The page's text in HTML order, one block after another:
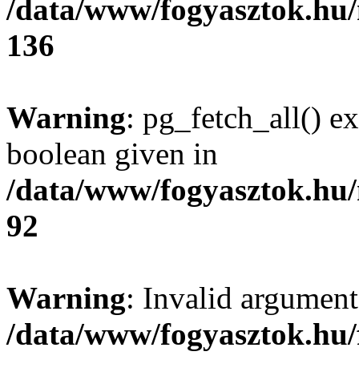
/data/www/
136
Warning: pg_fetch_all()
boolean given in
/data/www/
92
Warning: Invalid
/data/www/